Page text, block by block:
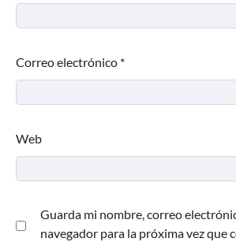
Correo electrónico *
Web
Guarda mi nombre, correo
navegador para la próxima vez que